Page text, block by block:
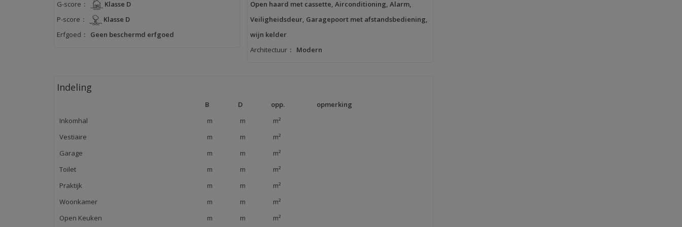
G-score :
Klasse D
P-score :
Klasse D
Erfgoed : Geen beschermd erfgoed
Open haard met cassette, Airconditioning, Alarm,
Veiligheidsdeur, Garagepoort met afstandsbediening,
wijn kelder
Architectuur : Modern
Indeling
B D opp.
opmerking
Inkomhal
m m
m²
Vestiaire
m m
m²
Garage
m m
m²
Toilet
m m
m²
Praktijk
m m
m²
Woonkamer
m m
m²
Open Keuken
m m
m²